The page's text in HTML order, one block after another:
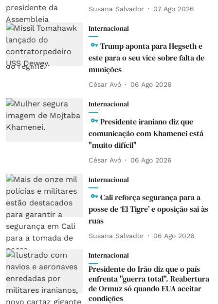
Susana Salvador 07 Ago 2026
Internacional
Trump aponta para Hegseth e
este para o seu vice sobre falta de
munições
César Avó 06 Ago 2026
Internacional
Presidente iraniano diz que
comunicação com Khamenei está
"muito difícil"
César Avó 06 Ago 2026
Internacional
Cali reforça segurança para a
posse de ‘El Tigre’ e oposição sai às
ruas
Susana Salvador 06 Ago 2026
Internacional
Presidente do Irão diz que o país
enfrenta "guerra total". Reabertura
de Ormuz só quando EUA aceitar
condições